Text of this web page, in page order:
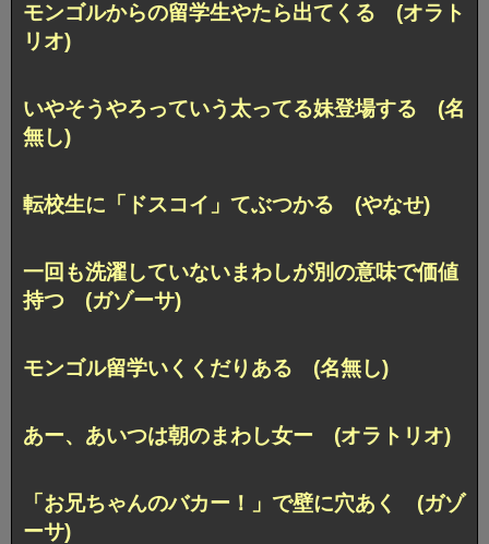
モンゴルからの留学生やたら出てくる (オラト
リオ)
いやそうやろっていう太ってる妹登場する (名
無し)
転校生に「ドスコイ」てぶつかる (やなせ)
一回も洗濯していないまわしが別の意味で価値
持つ (ガゾーサ)
モンゴル留学いくくだりある (名無し)
あー、あいつは朝のまわし女ー (オラトリオ)
「お兄ちゃんのバカー！」で壁に穴あく (ガゾ
ーサ)